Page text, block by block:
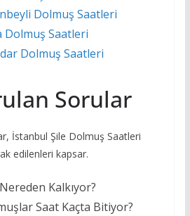
Dolmuş Saatleri
Dolmuş Saatleri
Dolmuş Saatleri
Sorular
İstanbul Şile Dolmuş Saatleri
edilenleri kapsar.
Kalkıyor?
Saat Kaçta Bitiyor?